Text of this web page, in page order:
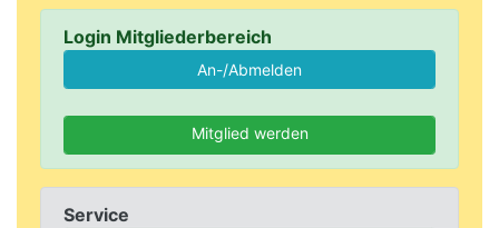
Login Mitgliederbereich
Mitglied werden
Service